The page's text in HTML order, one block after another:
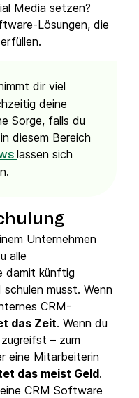
Media setzen?
Lösungen, die
dir viel
deine
Sorge, falls du
diesem Bereich
lassen sich
Unternehmen
alle
damit künftig
musst. Wenn
CRM-
das Zeit. Wenn du
– zum
eine Mitarbeiterin
das meist Geld.
CRM Software